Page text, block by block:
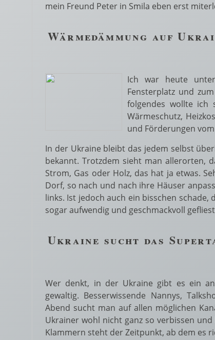
mein Freund Peter in Smila eben erst
Wärmedämmung auf
Ich war heute
Fensterplatz und
folgendes wollte ich
Wärmeschutz,
und Förderungen
In der Ukraine bleibt das jedem selbst
bekannt. Trotzdem sieht man allerorten,
Strom, Gas oder Holz, das hat ja etwas.
Dorf, so nach und nach ihre Häuser
links. Ist jedoch auch ein bisschen
sogar aufwendig und geschmackvoll
Ukraine sucht das
Wer denkt, in der Ukraine gibt es ein
gewaltig. Besserwissende Nannys,
Abend sucht man auf allen möglichen
Ukrainer wohl nicht ganz so verbissen
Klammern steht der Zeitpunkt, ab dem es